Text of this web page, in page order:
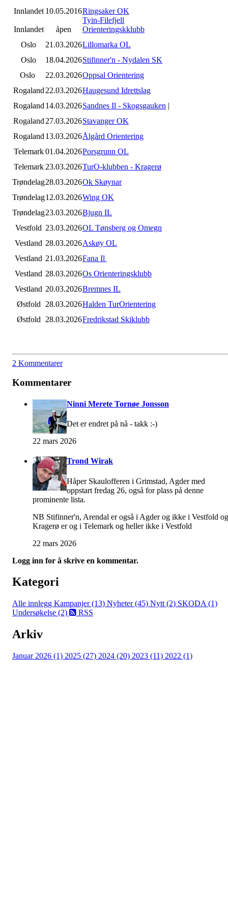
Innlandet 10.05.2016Ringsaker OK
Innlandet åpen
Tyin-Filefjell
Orienteringskklubb
Oslo
21.03.2026Lillomarka OL
Oslo
18.04.2026Stifinner'n - Nydalen SK
Oslo
22.03.2026Oppsal Orientering
Rogaland 22.03.2026Haugesund Idrettslag
Rogaland 14.03.2026Sandnes Il - Skogsgauken |
Rogaland 27.03.2026Stavanger OK
Rogaland 13.03.2026Ålgård Orientering
Telemark 01.04.2026Porsgrunn OL
Telemark 23.03.2026TurO-klubben - Kragerø
Trøndelag28.03.2026Ok Skøynar
Trøndelag12.03.2026Wing OK
Trøndelag23.03.2026Bjugn IL
Vestfold 23.03.2026OL Tønsberg og Omegn
Vestland 28.03.2026Askøy OL
Vestland 21.03.2026Fana Il
Vestland 28.03.2026Os Orienteringsklubb
Vestland 20.03.2026Bremnes IL
Østfold
28.03.2026Halden TurOrientering
Østfold
28.03.2026Fredrikstad Skiklubb
2 Kommentarer
Kommentarer
Ninni Merete Tornøe Jonsson
Det er endret på nå - takk :-)
22 mars 2026
Trond Wirak
Håper Skaulofferen i Grimstad, Agder med
oppstart fredag 26, også for plass på denne
prominente lista.
NB Stifinner'n, Arendal er også i Agder og ikke i Vestfold og
Kragerø er og i Telemark og heller ikke i Vestfold
22 mars 2026
Logg inn for å skrive en kommentar.
Kategori
Alle innlegg Kampanjer (13) Nyheter (45) Nytt (2) SKODA (1)
Undersøkelse (2)
RSS
Arkiv
Januar 2026 (1) 2025 (27) 2024 (20) 2023 (11) 2022 (1)